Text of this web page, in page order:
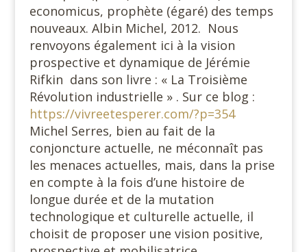
economicus, prophète (égaré) des temps
nouveaux. Albin Michel, 2012. Nous
renvoyons également ici à la vision
prospective et dynamique de Jérémie
Rifkin dans son livre : « La Troisième
Révolution industrielle » . Sur ce blog :
https://vivreetesperer.com/?p=354
Michel Serres, bien au fait de la
conjoncture actuelle, ne méconnaît pas
les menaces actuelles, mais, dans la prise
en compte à la fois d’une histoire de
longue durée et de la mutation
technologique et culturelle actuelle, il
choisit de proposer une vision positive,